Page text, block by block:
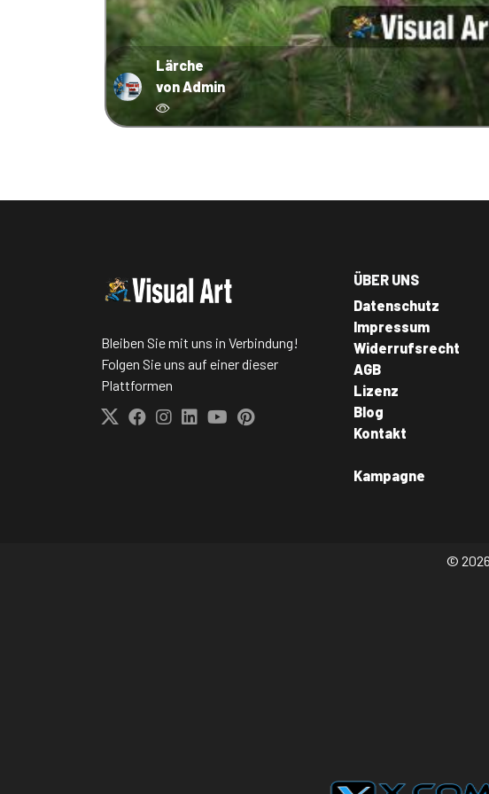
Lärche
von Admin
Bleiben Sie mit uns in Verbindung!
Folgen Sie uns auf einer dieser
Plattformen
ÜBER UNS
Datenschutz
Impressum
Widerrufsrecht
AGB
Lizenz
Blog
Kontakt
Kampagne
©